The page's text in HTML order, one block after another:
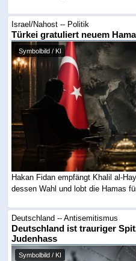
Israel/Nahost -- Politik
Türkei gratuliert neuem
Symbolbild / KI
Hakan Fidan empfängt Khalil al-
dessen Wahl und lobt die Hamas
Deutschland -- Antisemitismus
Deutschland ist trauriger
Judenhass
Symbolbild / KI